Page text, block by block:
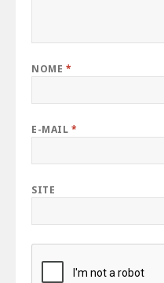
NOME *
E-MAIL *
SITE